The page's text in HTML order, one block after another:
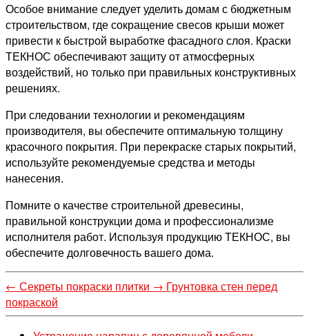
Особое внимание следует уделить домам с бюджетным
строительством, где сокращение свесов крыши может
привести к быстрой выработке фасадного слоя. Краски
ТЕКНОС обеспечивают защиту от атмосферных
воздействий, но только при правильных конструктивных
решениях.
При следовании технологии и рекомендациям
производителя, вы обеспечите оптимальную толщину
красочного покрытия. При перекраске старых покрытий,
используйте рекомендуемые средства и методы
нанесения.
Помните о качестве строительной древесины,
правильной конструкции дома и профессионализме
исполнителя работ. Используя продукцию ТЕКНОС, вы
обеспечите долговечность вашего дома.
← Секреты покраски плитки → Грунтовка стен перед
покраской